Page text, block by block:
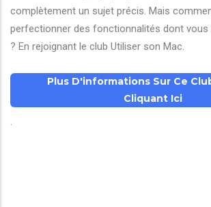
complètement un sujet précis. Mais
perfectionner des fonctionnalités dont vous
? En rejoignant le club Utiliser son Mac.
Plus D'informations Sur Ce
Cliquant Ici
.